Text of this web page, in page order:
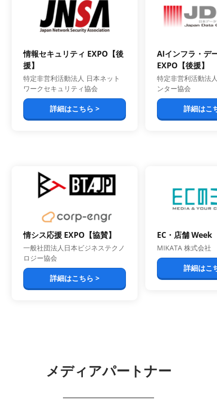
情報セキュリティ EXPO【後
援】
特定非営利活動法人 日本ネット
ワークセキュリティ協会
詳細はこちら >
AIインフラ・デ
EXPO【後援】
特定非営利活動法
ンター協会
詳細はこ
情シス応援 EXPO【協賛】
一般社団法人日本ビジネステクノ
ロジー協会
詳細はこちら >
EC・店舗 Week
MIKATA 株式会社
詳細はこ
メディアパートナー